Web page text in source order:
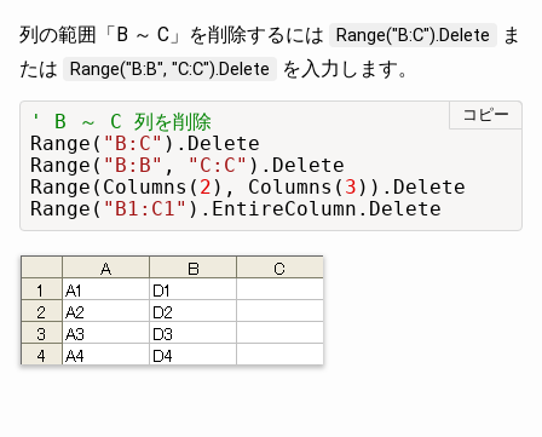
列の範囲「B ～ C」を削除するには Range("B:C").Delete
ま
たは
Range("B:B", "C:C").Delete を入力します。
コピー
' B ～ C 列を削除
Range( "B:C" ).Delete
Range( "B:B" , "C:C" ).Delete
Range(Columns( 2 ), Columns( 3 )).Delete
Range( "B1:C1" ).EntireColumn.Delete